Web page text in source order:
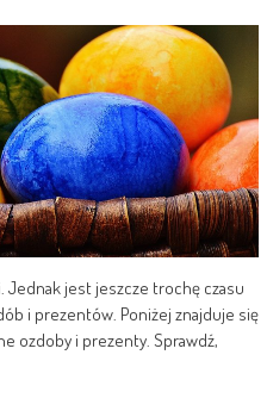
Jednak jest jeszcze trochę czasu
i prezentów. Poniżej znajduje się
ozdoby i prezenty. Sprawdź,